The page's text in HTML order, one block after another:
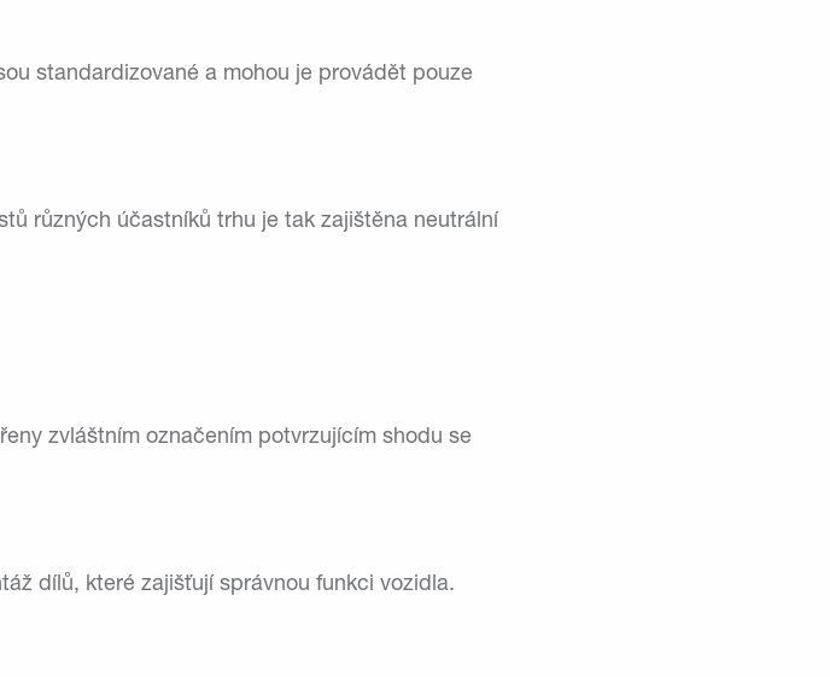
standardizované a mohou je provádět pouze
různých účastníků trhu je tak zajištěna neutrální
zvláštním označením potvrzujícím shodu se
dílů, které zajišťují správnou funkci vozidla.